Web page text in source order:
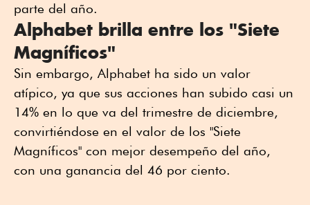
parte del año.
Alphabet brilla entre los "Siete
Magníficos"
Sin embargo, Alphabet ha sido un valor
atípico, ya que sus acciones han subido casi un
14% en lo que va del trimestre de diciembre,
convirtiéndose en el valor de los "Siete
Magníficos" con mejor desempeño del año,
con una ganancia del 46 por ciento.